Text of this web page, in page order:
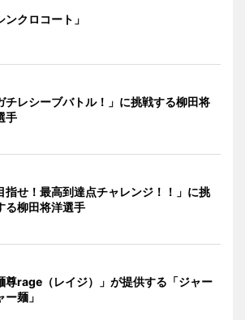
ンクロコート」
チレシーブバトル！」に挑戦する柳田将
手
指せ！最高到達点チャレンジ！！」に挑
る柳田将洋選手
尊rage（レイジ）」が提供する「ジャー
ー麺」